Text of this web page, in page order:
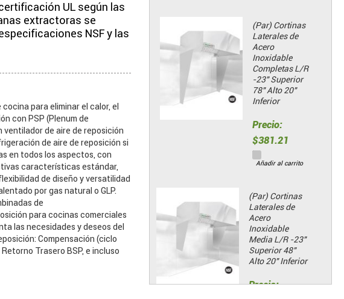
(Par) Cortinas
Laterales de
Acero
Inoxidable
Completas L/R
-23" Superior
78" Alto 20"
Inferior
Precio:
$381.21
Añadir al carrito
(Par) Cortinas
Laterales de
Acero
Inoxidable
Media L/R -23"
Superior 48"
Alto 20" Inferior
Precio:
UL según las
extractoras se
NSF y las
para eliminar el calor, el
con PSP (Plenum de
de aire de reposición
de aire de reposición si
en todos los aspectos, con
características estándar,
de diseño y versatilidad
por gas natural o GLP.
de
para cocinas comerciales
las necesidades y deseos del
Compensación (ciclo
Trasero BSP, e incluso